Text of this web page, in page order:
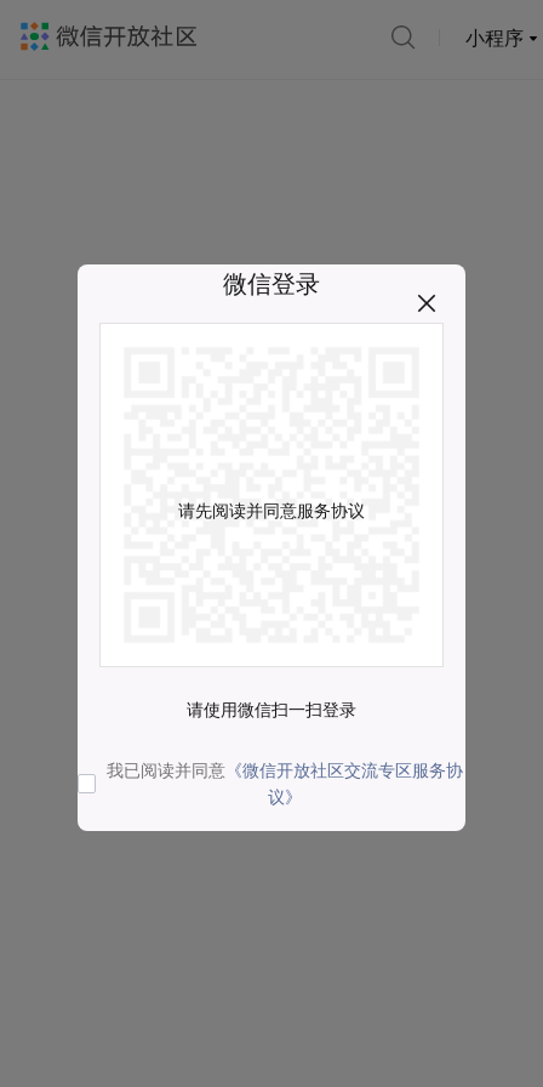
小程序
微信登录
请先阅读并同意服务协议
请使用微信扫一扫登录
我已阅读并同意 《微信开放社区交流专区服务协
议》